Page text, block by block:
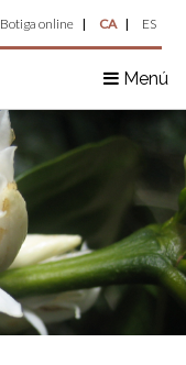
Botiga online CA ES
Menú